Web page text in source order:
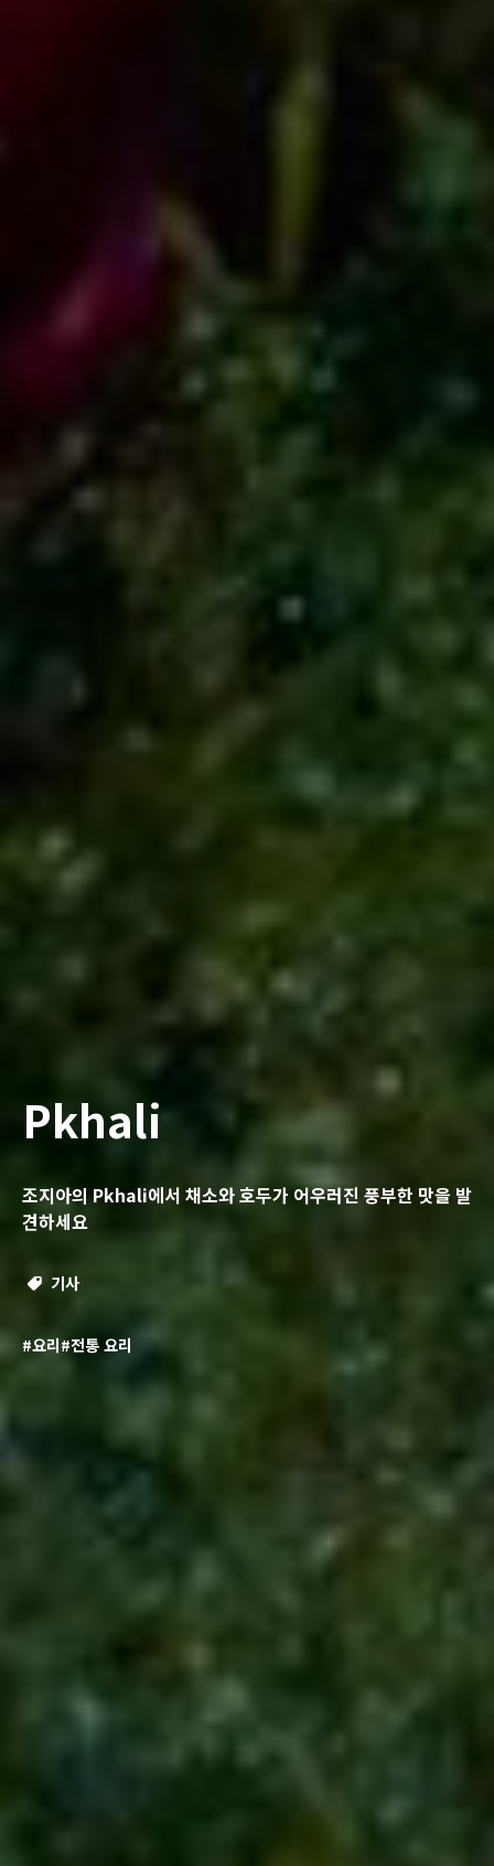
Pkhali
조지아의 Pkhali에서 채소와 호두가 어우러진 풍부한 맛을 발
견하세요
기사
#요리#전통 요리